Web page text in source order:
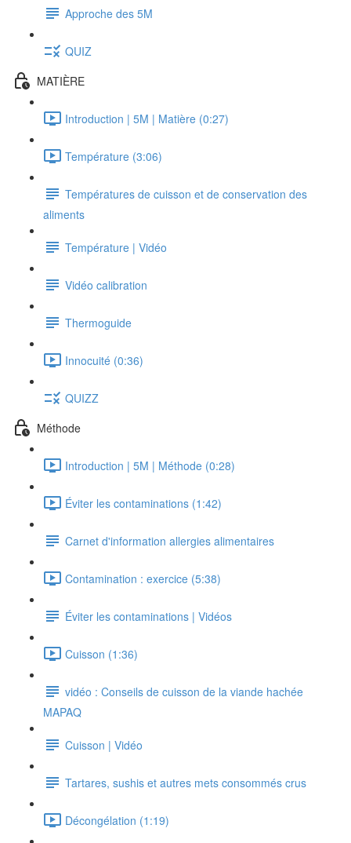
Approche des 5M
QUIZ
MATIÈRE
Introduction | 5M | Matière (0:27)
Température (3:06)
Températures de cuisson et de conservation des
aliments
Température | Vidéo
Vidéo calibration
Thermoguide
Innocuité (0:36)
QUIZZ
Méthode
Introduction | 5M | Méthode (0:28)
Éviter les contaminations (1:42)
Carnet d'information allergies alimentaires
Contamination : exercice (5:38)
Éviter les contaminations | Vidéos
Cuisson (1:36)
vidéo : Conseils de cuisson de la viande hachée
MAPAQ
Cuisson | Vidéo
Tartares, sushis et autres mets consommés crus
Décongélation (1:19)